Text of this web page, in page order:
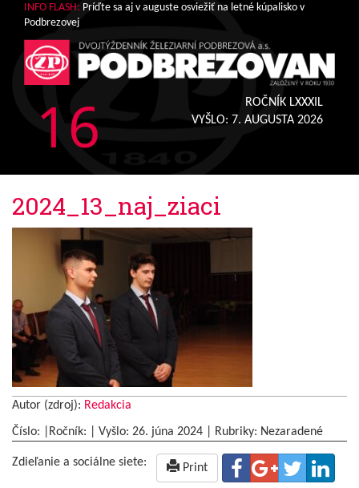
INFO FLASH: Príďte sa aj v auguste osviežiť na letné kúpalisko v
Podbrezovej
16
ROČNÍK LXXXIL
VYŠLO: 7. AUGUSTA 2026
2024_13_naj_ziaci
Autor (zdroj): Redakcia
Číslo: |Ročník: | Vyšlo: 26. júna 2024 Rubriky: Nezaradené
Zdieľanie a sociálne siete: Print